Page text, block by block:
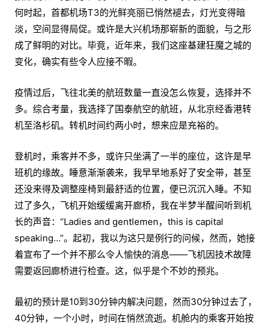
何时起，首都机场T3的光鲜亮丽已悄然褪去，灯光变得暗
淡，空间显得局促。或许是大兴机场那崭新的面貌，与之形
成了鲜明的对比。毕竟，近年来，我们这座基建狂魔之城的
变化，确实有些令人应接不暇。
疫情过后，飞往北美的航班数量一直没怎么恢复，选择并不
多。综合考量，我选择了国泰航空的航班，从北京经香港转
机至洛杉矶。转机时间约两小时，想来应是充裕的。
登机时，乘客并不多，或许只坐满了一半的座位，这许是早
班机的缘故。睡意渐渐袭来，我早早地系好了安全带，甚至
还没来得及调整座椅到最舒适的位置，便已沉沉入睡。不知
过了多久，飞机开始缓缓离开廊桥，我在半梦半醒间听到机
长的声音：“Ladies and gentlemen，this is capital
speaking…”。起初，我以为这只是例行的问候，然而，她接
着宣布了一个并不那么令人愉快的消息——飞机因技术故障
需要返回廊桥进行检查。这，似乎是个不妙的预兆。
最初的预计是10到30分钟内解决问题，然而30分钟过去了，
40分钟，一个小时，时间在悄然流逝。机舱内的乘客开始按